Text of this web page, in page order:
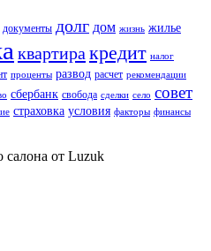
документы долг дом жизнь жилье
квартира кредит налог
проценты развод расчет рекомендации
сбербанк свобода сделки село совет
страховка условия факторы финансы
салона от Luzuk